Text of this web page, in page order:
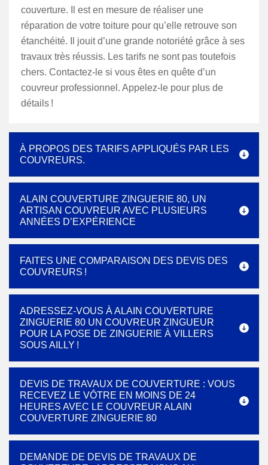
couverture. Il est en mesure de réaliser une
réparation de votre toiture pour qu’elle retrouve son
étanchéité. Il jouit d’une grande notoriété grâce à ses
travaux très réussis. Les tarifs ne sont pas toutefois
chers. Contactez-le si vous êtes en quête d’un
couvreur professionnel. Appelez-le pour plus de
détails !
À PROPOS DES TARIFS APPLIQUÉS PAR LES
COUVREURS.
ALAIN COUVERTURE ZINGUERIE 80, UN
ARTISAN COUVREUR AVEC PLUSIEURS
ANNÉES D’EXPÉRIENCE
FAITES UNE COMPARAISON DES DEVIS DES
COUVREURS !
ADRESSEZ-VOUS À ALAIN COUVERTURE
ZINGUERIE 80 UN COUVREUR ZINGUEUR
POUR LA POSE DE ZINGUERIE À VILLERS
SOUS AILLY !
DEVIS DE TRAVAUX DE COUVERTURE : VOUS
RECEVEZ LE VÔTRE EN MOINS DE 24
HEURES AVEC LE COUVREUR ALAIN
COUVERTURE ZINGUERIE 80
DEMANDE DE DEVIS DE TRAVAUX DE